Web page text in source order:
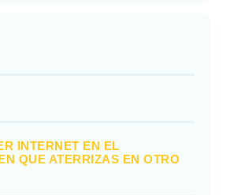
INTERNET EN EL
QUE ATERRIZAS EN OTRO